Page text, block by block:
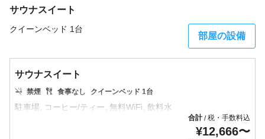
サウナスイート
クイーンベッド 1台
部屋の設備
サウナスイート
禁煙 食事なし クイーンベッド 1台
合計/税・手数料込
¥12,666〜